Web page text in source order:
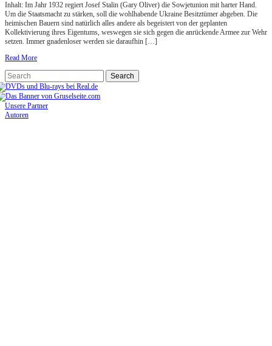
Inhalt: Im Jahr 1932 regiert Josef Stalin (Gary Oliver) die Sowjetunion mit harter Hand.
Um die Staatsmacht zu stärken, soll die wohlhabende Ukraine Besitztümer abgeben. Die
heimischen Bauern sind natürlich alles andere als begeistert von der geplanten
Kollektivierung ihres Eigentums, weswegen sie sich gegen die anrückende Armee zur Wehr
setzen. Immer gnadenloser werden sie daraufhin […]
Read More
Unsere Partner
Autoren